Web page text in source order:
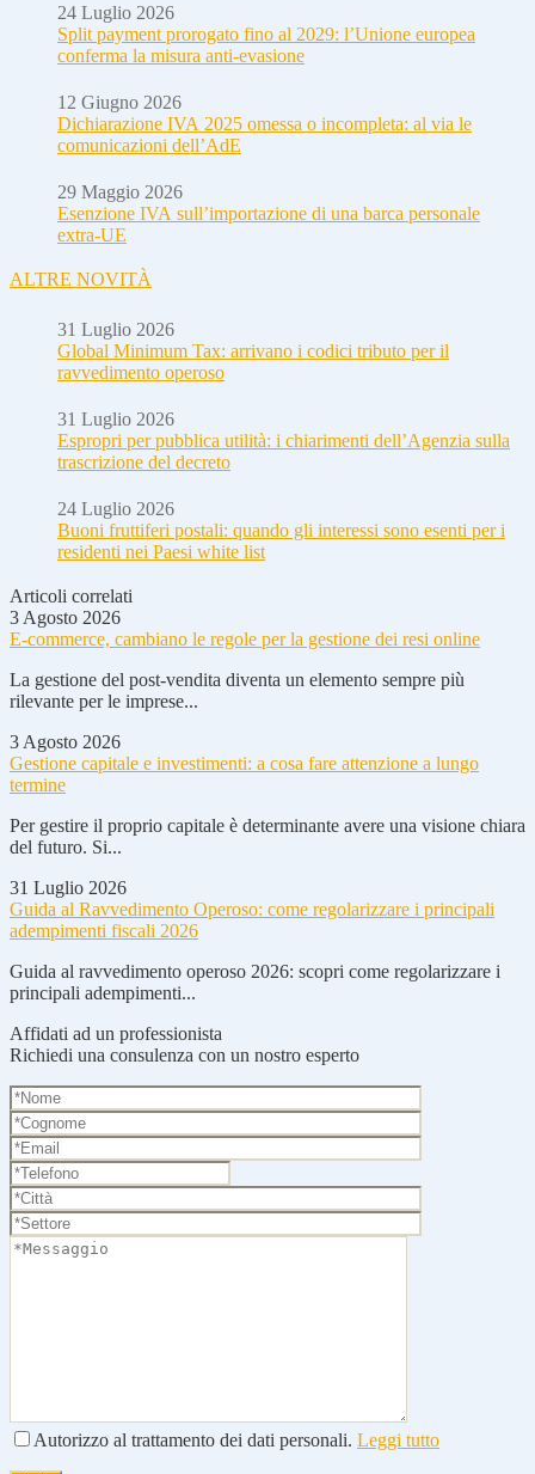
24 Luglio 2026
Split payment prorogato fino al 2029: l’Unione europea
conferma la misura anti-evasione
12 Giugno 2026
Dichiarazione IVA 2025 omessa o incompleta: al via le
comunicazioni dell’AdE
29 Maggio 2026
Esenzione IVA sull’importazione di una barca personale
extra-UE
ALTRE NOVITÀ
31 Luglio 2026
Global Minimum Tax: arrivano i codici tributo per il
ravvedimento operoso
31 Luglio 2026
Espropri per pubblica utilità: i chiarimenti dell’Agenzia sulla
trascrizione del decreto
24 Luglio 2026
Buoni fruttiferi postali: quando gli interessi sono esenti per i
residenti nei Paesi white list
Articoli correlati
3 Agosto 2026
E-commerce, cambiano le regole per la gestione dei resi online
La gestione del post-vendita diventa un elemento sempre più
rilevante per le imprese...
3 Agosto 2026
Gestione capitale e investimenti: a cosa fare attenzione a lungo
termine
Per gestire il proprio capitale è determinante avere una visione chiara
del futuro. Si...
31 Luglio 2026
Guida al Ravvedimento Operoso: come regolarizzare i principali
adempimenti fiscali 2026
Guida al ravvedimento operoso 2026: scopri come regolarizzare i
principali adempimenti...
Affidati ad un professionista
Richiedi una consulenza con un nostro esperto
Autorizzo al trattamento dei dati personali. Leggi tutto